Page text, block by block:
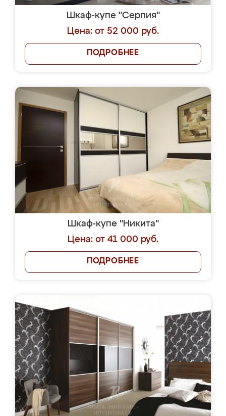
Шкаф-купе "Серпия"
Цена: от 52 000 руб.
ПОДРОБНЕЕ
Шкаф-купе "Никита"
Цена: от 41 000 руб.
ПОДРОБНЕЕ